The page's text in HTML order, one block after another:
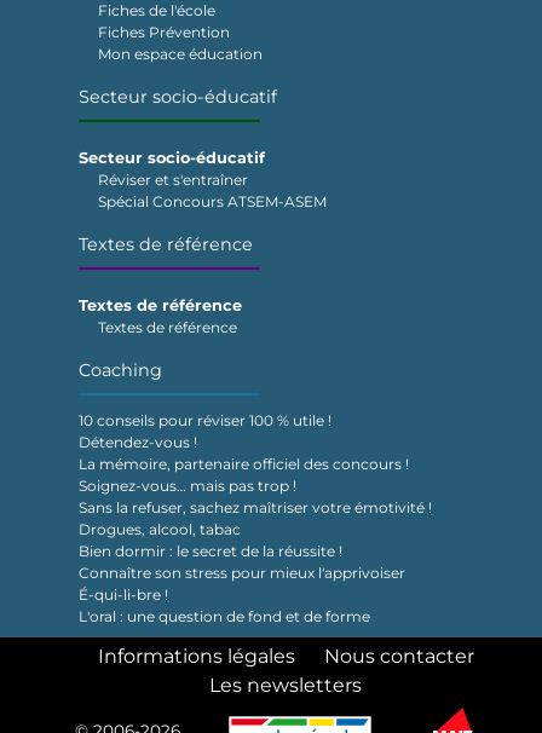
Fiches de l'école
Fiches Prévention
Mon espace éducation
Secteur socio-éducatif
Secteur socio-éducatif
Réviser et s'entraîner
Spécial Concours ATSEM-ASEM
Textes de référence
Textes de référence
Textes de référence
Coaching
10 conseils pour réviser 100 % utile !
Détendez-vous !
La mémoire, partenaire officiel des concours !
Soignez-vous… mais pas trop !
Sans la refuser, sachez maîtriser votre émotivité !
Drogues, alcool, tabac
Bien dormir : le secret de la réussite !
Connaître son stress pour mieux l'apprivoiser
É-qui-li-bre !
L'oral : une question de fond et de forme
Informations légales
Nous contacter
Les newsletters